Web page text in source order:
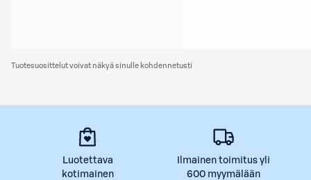
Tuotesuosittelut voivat näkyä sinulle kohdennetusti
Luotettava
kotimainen
Ilmainen toimitus yli
600 myymälään